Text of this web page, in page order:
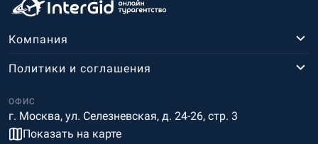
Компания
ОФИС
г. Москва, ул. Селезневская, д. 24-26, стр. 3
Показать на карте
Политики и соглашения